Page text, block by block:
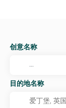
创意名称
目的地名称